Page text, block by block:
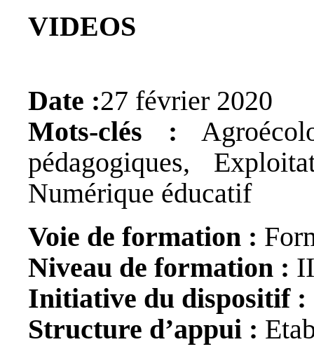
VIDEOS
Date :27 février 2020
Mots-clés :
pédagogiques,
Numérique éducatif
Voie de formation :
Niveau de formation :
Initiative du dispositif :
Structure d’appui :